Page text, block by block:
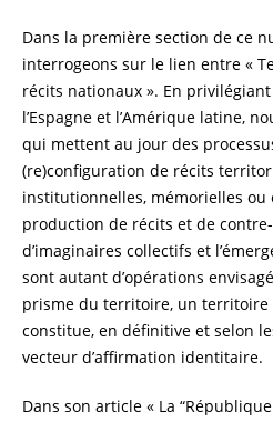
Dans la première section de ce
interrogeons sur le lien entre «
récits nationaux ». En
l’Espagne et l’Amérique latine,
qui mettent au jour des
(re)configuration de récits
institutionnelles, mémorielles ou
production de récits et de
d’imaginaires collectifs et
sont autant d’opérations
prisme du territoire, un territoire
constitue, en définitive et selon
vecteur d’affirmation identitaire.
Dans son article « La